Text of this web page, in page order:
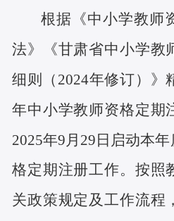
根据《中小学教师
法》《甘肃省中小学教
细则（2024年修订）》
年中小学教师资格定期
2025年9月29日启动本
格定期注册工作。按照
关政策规定及工作流程